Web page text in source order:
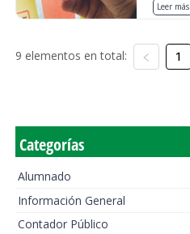
Leer más
9 elementos en total: 1
Categorías
Alumnado
Información General
Contador Público